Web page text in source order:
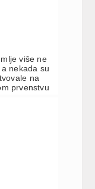
više ne
nekada su
na
prvenstvu